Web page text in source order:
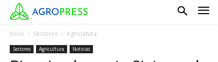
Inicio Sectores Agricultura
Sectores Agricultura Noticias